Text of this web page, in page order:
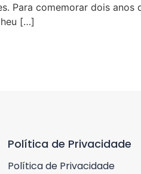
Para comemorar dois
[…]
Política de Privacidade
Política de Privacidade